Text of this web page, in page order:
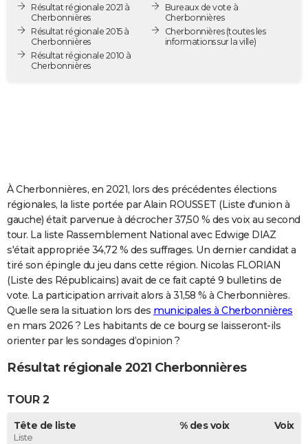
Destinations
City break
Voyage nature
Voyage de noces
Forum
PHOTO
GUIDES D'ACHAT
BONS PLANS
COPAINS D'AVANT
S'inscrire
Se connecter
Lycées
Collèges
Primaires
Universités
Entreprises
Service militaire
Avis de recherche
AVIS DE DÉCÈS
FORUM
Bricolage
Lifestyle
Culture
Sport
Auto
Television
Voyage
Cinema
Résultat régionale 2021 à
Cherbonnières
Résultat régionale 2015 à
Cherbonnières
Résultat régionale 2010 à
Cherbonnières
Bureaux de vote à
Cherbonnières
Cherbonnières(toutes les
informations sur la ville)
À Cherbonnières, en 2021, lors des précédentes élections
régionales, la liste portée par Alain ROUSSET (Liste d'union à
gauche) était parvenue à décrocher 37,50 % des voix au second
tour. La liste Rassemblement National avec Edwige DIAZ
s'était appropriée 34,72 % des suffrages. Un dernier candidat a
tiré son épingle du jeu dans cette région. Nicolas FLORIAN
(Liste des Républicains) avait de ce fait capté 9 bulletins de
vote. La participation arrivait alors à 31,58 % à Cherbonnières.
Quelle sera la situation lors des municipales à Cherbonnières
en mars 2026 ? Les habitants de ce bourg se laisseront-ils
orienter par les sondages d’opinion ?
Résultat régionale 2021 Cherbonnières
TOUR 2
Tête de liste
Liste
% des voix Voix